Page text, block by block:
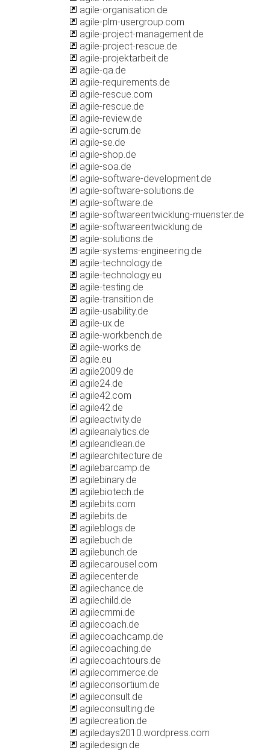
agile-organisation.de
agile-plm-usergroup.com
agile-project-management.de
agile-project-rescue.de
agile-projektarbeit.de
agile-qa.de
agile-requirements.de
agile-rescue.com
agile-rescue.de
agile-review.de
agile-scrum.de
agile-se.de
agile-shop.de
agile-soa.de
agile-software-development.de
agile-software-solutions.de
agile-software.de
agile-softwareentwicklung-muenster.de
agile-softwareentwicklung.de
agile-solutions.de
agile-systems-engineering.de
agile-technology.de
agile-technology.eu
agile-testing.de
agile-transition.de
agile-usability.de
agile-ux.de
agile-workbench.de
agile-works.de
agile.eu
agile2009.de
agile24.de
agile42.com
agile42.de
agileactivity.de
agileanalytics.de
agileandlean.de
agilearchitecture.de
agilebarcamp.de
agilebinary.de
agilebiotech.de
agilebits.com
agilebits.de
agileblogs.de
agilebuch.de
agilebunch.de
agilecarousel.com
agilecenter.de
agilechance.de
agilechild.de
agilecmmi.de
agilecoach.de
agilecoachcamp.de
agilecoaching.de
agilecoachtours.de
agilecommerce.de
agileconsortium.de
agileconsult.de
agileconsulting.de
agilecreation.de
agiledays2010.wordpress.com
agiledesign.de